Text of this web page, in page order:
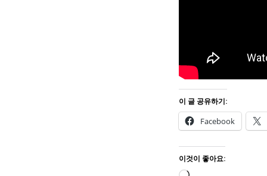
이 글 공유하기:
Facebook
이것이 좋아요: